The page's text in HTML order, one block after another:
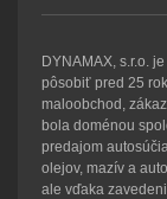
DYNAMAX, s.r.o.
pôsobiť pred 25
maloobchod,
bola doménou
predajom
olejov, mazív a
ale vďaka